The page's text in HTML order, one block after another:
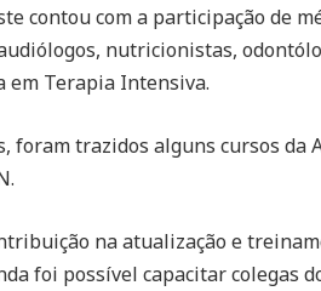
contou com a participação de
nutricionistas,
em Terapia Intensiva.
foram trazidos alguns cursos da
na atualização e
foi possível capacitar colegas